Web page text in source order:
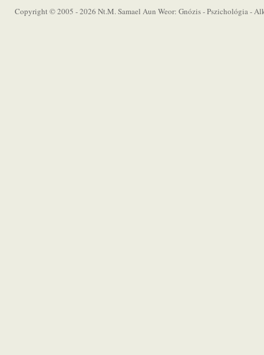
Copyright © 2005 - 2026 Nt.M. Samael Aun Weor: Gnózis - Pszichológia -